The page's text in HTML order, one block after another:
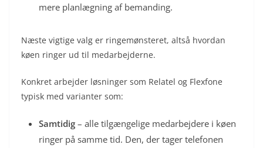
mere planlægning af bemanding.
Næste vigtige valg er ringemønsteret, altså hvordan
køen ringer ud til medarbejderne.
Konkret arbejder løsninger som Relatel og Flexfone
typisk med varianter som:
Samtidig – alle tilgængelige medarbejdere i køen
ringer på samme tid. Den, der tager telefonen